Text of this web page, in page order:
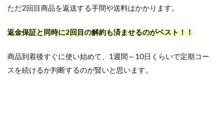
ただ2回目商品を返送する手間や送料はかかります。
返金保証と同時に2回目の解約も済ませるのがベスト！！
商品到着後すぐに使い始めて、1週間～10日くらいで定期コー
スを続けるか判断するのが賢いと思います。